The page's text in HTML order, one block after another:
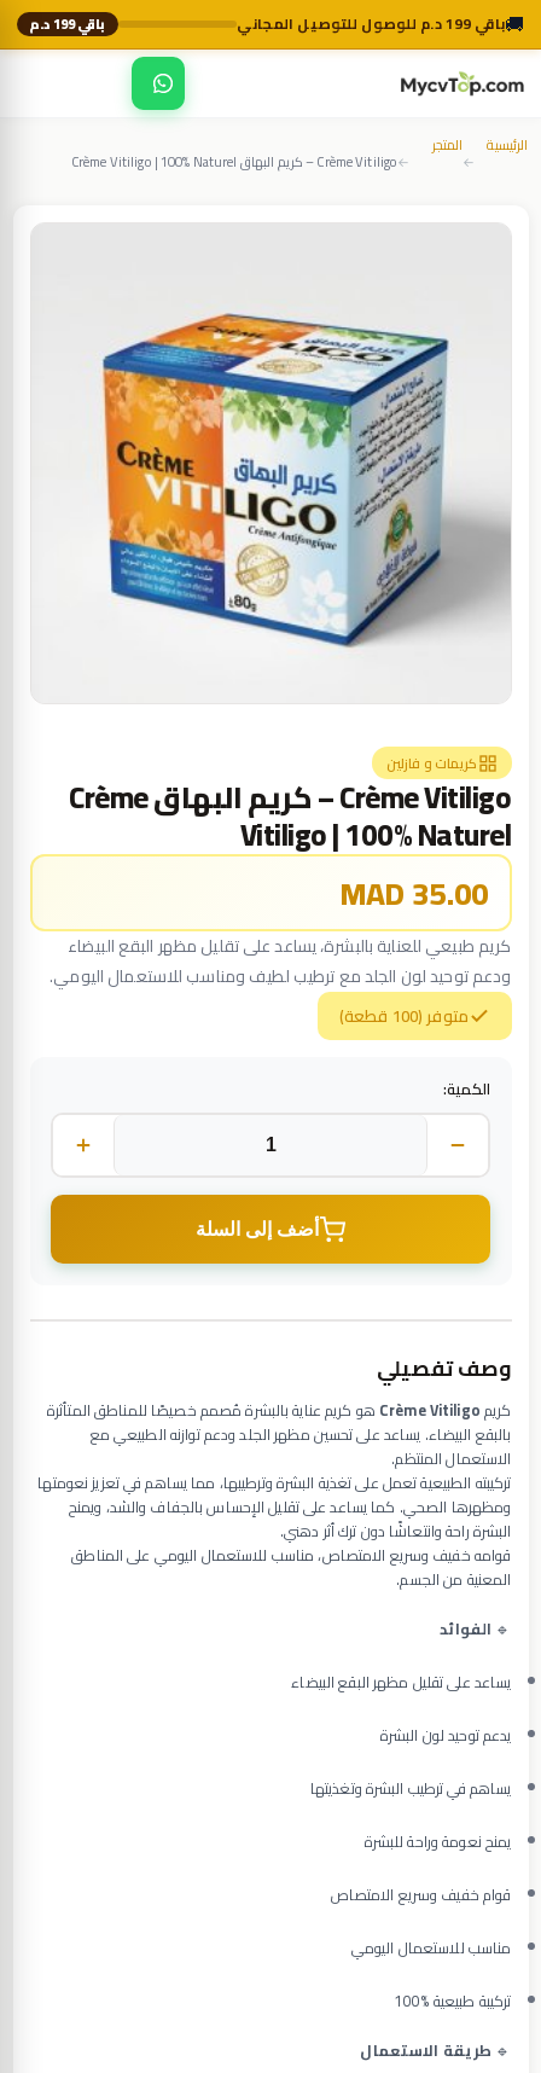
🚚باقي 199 د.م للوصول للتوصيل المجاني باقي 199 د.م
MycvTop
الرئيسية
←
المتجر
←Crème Vitiligo – كريم البهاق Crème Vitiligo | 100% Naturel
كريمات و فازلين
Crème Vitiligo – كريم البهاق Crème
Vitiligo | 100% Naturel
35.00 MAD
كريم طبيعي للعناية بالبشرة، يساعد على تقليل مظهر البقع البيضاء
ودعم توحيد لون الجلد مع ترطيب لطيف ومناسب للاستعمال اليومي.
متوفر (100 قطعة)
الكمية:
أضف إلى السلة
وصف تفصيلي
كريمCrème Vitiligo هو كريم عناية بالبشرة مُصمم خصيصًا للمناطق المتأثرة
بالبقع البيضاء. يساعد على تحسين مظهر الجلد ودعم توازنه الطبيعي مع
الاستعمال المنتظم.
تركيبته الطبيعية تعمل على تغذية البشرة وترطيبها، مما يساهم في تعزيز نعومتها
ومظهرها الصحي. كما يساعد على تقليل الإحساس بالجفاف والشد، ويمنح
البشرة راحة وانتعاشًا دون ترك أثر دهني.
قوامه خفيف وسريع الامتصاص، مناسب للاستعمال اليومي على المناطق
المعنية من الجسم.
🔹 الفوائد
يساعد على تقليل مظهر البقع البيضاء
يدعم توحيد لون البشرة
يساهم في ترطيب البشرة وتغذيتها
يمنح نعومة وراحة للبشرة
قوام خفيف وسريع الامتصاص
مناسب للاستعمال اليومي
تركيبة طبيعية %100
🔹 طريقة الاستعمال